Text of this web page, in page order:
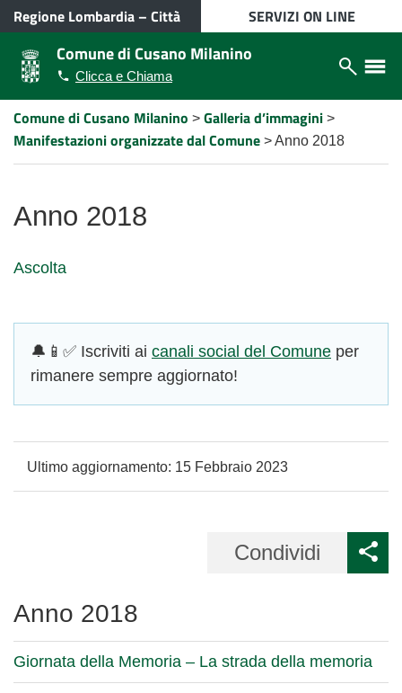
VAI AL CONTENUTO PRINCIPALE
Regione Lombardia – Città
metropolitana di Milano
SERVIZI ON LINE
Comune di Cusano Milanino
Clicca e Chiama
Apri/
Apri/chiudi
ricerca
Percorso
a
"briciole
pane"
Comune di Cusano Milanino > Galleria d’immagini >
Manifestazioni organizzate dal Comune >Anno 2018
Anno 2018
Ascolta
🔔📱✅ Iscriviti ai canali social del Comune per
rimanere sempre aggiornato!
Ultimo aggiornamento: 15 Febbraio 2023
Condividi
Anno 2018
Giornata della Memoria – La strada della memoria